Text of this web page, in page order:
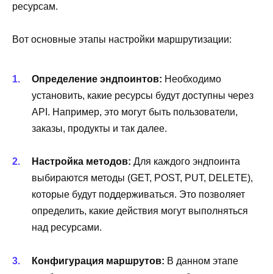
ресурсам.
Вот основные этапы настройки маршрутизации:
Определение эндпоинтов: Необходимо
установить, какие ресурсы будут доступны через
API. Например, это могут быть пользователи,
заказы, продукты и так далее.
Настройка методов: Для каждого эндпоинта
выбираются методы (GET, POST, PUT, DELETE),
которые будут поддерживаться. Это позволяет
определить, какие действия могут выполняться
над ресурсами.
Конфигурация маршрутов: В данном этапе